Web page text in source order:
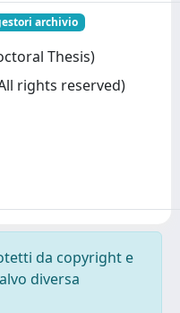
archivio
Thesis)
rights reserved)
da copyright e
diversa